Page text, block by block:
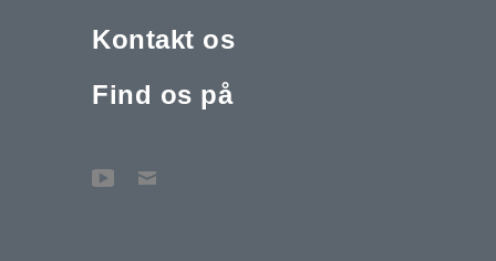
Kontakt os
Find os på